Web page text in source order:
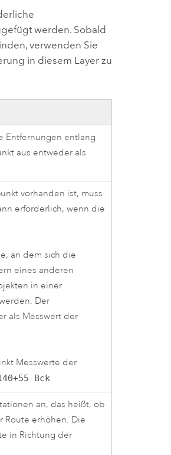
werden. Sobald
verwenden Sie
in diesem Layer zu
Entfernungen entlang
aus entweder als
vorhanden ist, muss
erforderlich, wenn die
an dem sich die
eines anderen
in einer
Der
als Messwert der
Messwerte der
Bck
an, das heißt, ob
Route erhöhen. Die
in Richtung der